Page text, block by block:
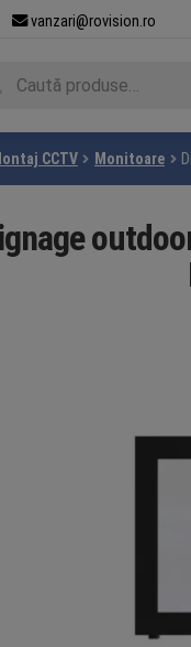
vanzari@rovision.ro
CCTV Monitoare